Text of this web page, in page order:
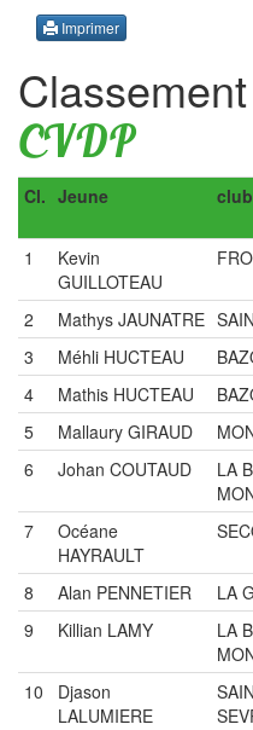
Imprimer
CVDP
Cl. Jeune club
1
Kevin
GUILLOTEAU
2 Mathys JAUNATRE
3
Méhli HUCTEAU
4
Mathis HUCTEAU
5
Mallaury GIRAUD
6
Johan COUTAUD
LA
7
Océane
HAYRAULT
8 Alan PENNETIER LA
9
Killian LAMY
LA
10
Djason
LALUMIERE